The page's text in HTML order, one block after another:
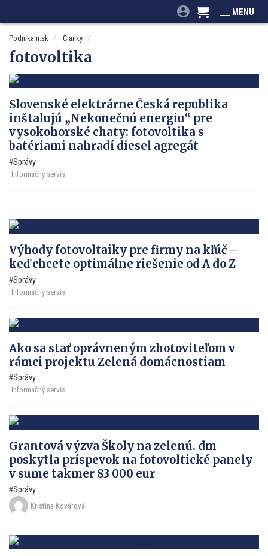
Mnamky-recepty.sk
MENU
Podnikam.sk Články
fotovoltika
Slovenské elektrárne Česká republika
inštalujú „Nekonečnú energiu“ pre
vysokohorské chaty: fotovoltika s
batériami nahradí diesel agregát
Správy
Informačný servis
Výhody fotovoltaiky pre firmy na kľúč –
keď chcete optimálne riešenie od A do Z
Správy
Informačný servis
Ako sa stať oprávneným zhotoviteľom v
rámci projektu Zelená domácnostiam
Správy
Informačný servis
Grantová výzva Školy na zelenú. dm
poskytla príspevok na fotovoltické panely
v sume takmer 83 000 eur
Správy
Kristína Kovárová